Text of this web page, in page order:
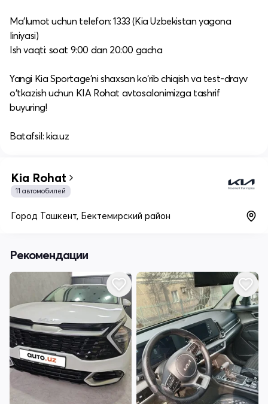
Ma’lumot uchun telefon: 1333 (Kia Uzbekistan yagona
liniyasi)​
Ish vaqti: soat 9:00 dan 20:00 gacha​
Yangi Kia Sportage'ni shaxsan ko‘rib chiqish va test-drayv
o‘tkazish uchun KIA Rohat avtosalonimizga tashrif
buyuring!​
Batafsil: kia.uz
Kia Rohat
11 автомобилей
Город Ташкент, Бектемирский район
Рекомендации